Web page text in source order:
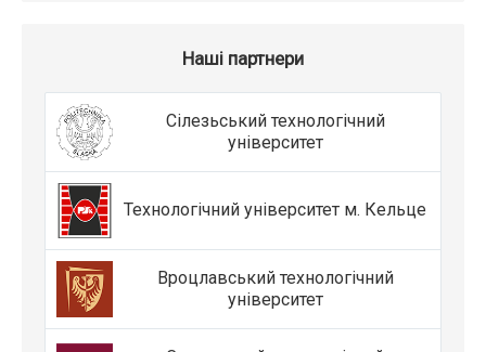
Наші партнери
Сілезьський технологічний
університет
Технологічний університет м. Кельце
Вроцлавський технологічний
університет